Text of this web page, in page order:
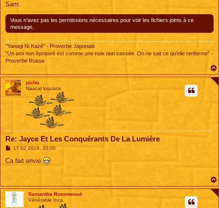
Sam.
Vous n’avez pas les permissions nécessaires pour voir les fichiers joints à ce
message.
"Yanagi Ni Kazé" - Proverbe Japonais
"Un ami non éprouvé est comme une noix non cassée. On ne sait ce qu'elle renferme" -
Proverbe Russe
pichu
Naacal loquace
Re: Jayce Et Les Conquérants De La Lumière
M
s
17 02 2016, 20:00
Ca fait envie
Samantha Rosenwood
Vénérable Inca